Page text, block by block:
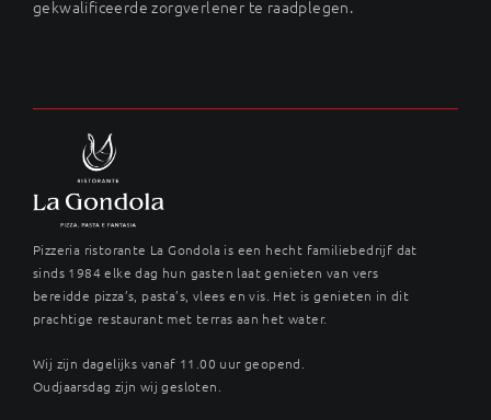
gekwalificeerde zorgverlener te raadplegen.
Pizzeria ristorante La Gondola is een hecht familiebedrijf dat
sinds 1984 elke dag hun gasten laat genieten van vers
bereidde pizza’s, pasta’s, vlees en vis. Het is genieten in dit
prachtige restaurant met terras aan het water.
Wij zijn dagelijks vanaf 11.00 uur geopend.
Oudjaarsdag zijn wij gesloten.